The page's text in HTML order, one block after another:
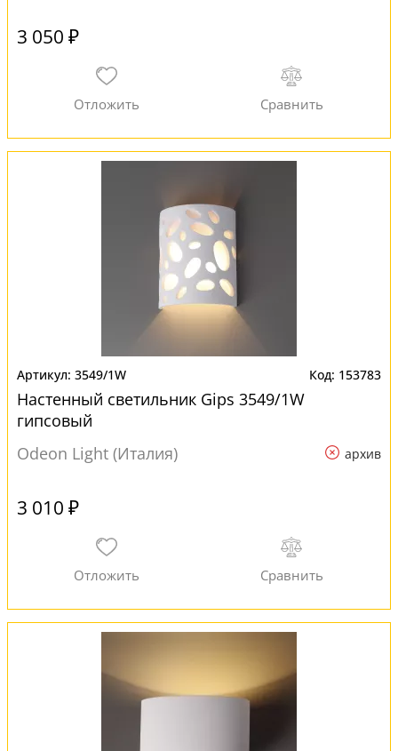
3 050 ₽
3549/1W 153783
Настенный светильник Gips 3549/1W
гипсовый
Odeon Light (Италия)
архив
3 010 ₽